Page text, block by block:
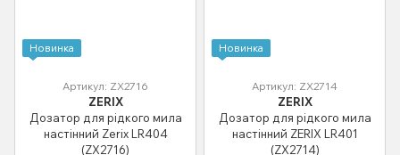
Новинка
Артикул: ZX2716
ZERIX
Дозатор для рідкого мила
настінний Zerix LR404
(ZX2716)
Новинка
Артикул: ZX2714
ZERIX
Дозатор для рідкого мила
настінний ZERIX LR401
(ZX2714)